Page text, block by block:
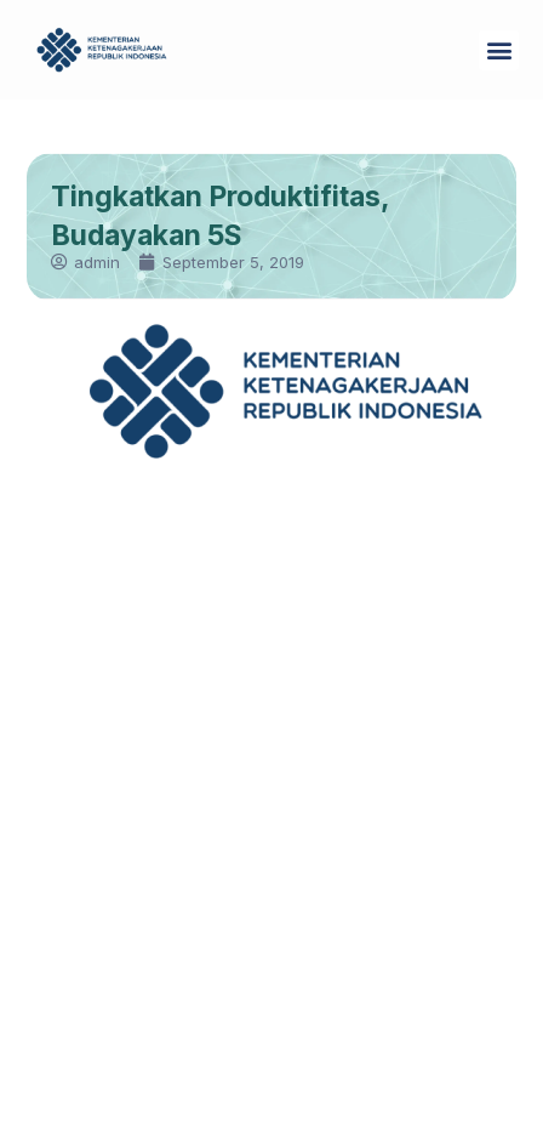
content
Tingkatkan Produktifitas,
Budayakan 5S
admin September 5, 2019